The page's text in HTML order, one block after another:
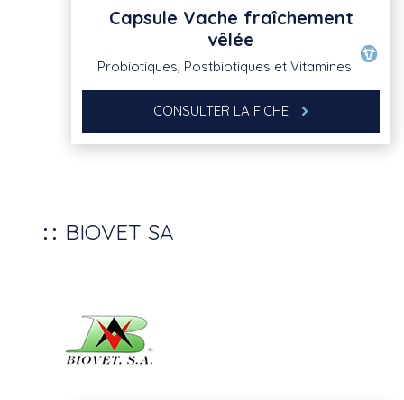
Capsule Vache fraîchement
vêlée
Probiotiques, Postbiotiques et Vitamines
CONSULTER LA FICHE
BIOVET SA